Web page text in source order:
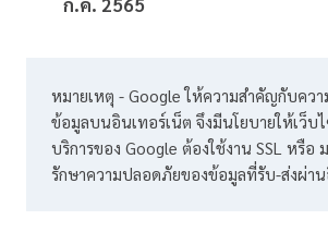
หมายเหตุ - Google ให้ความสำคัญกับคว
ข้อมูลบนอินเทอร์เน็ต จึงมีนโยบายให้เว็บ
บริการของ Google ต้องใช้งาน SSL หรือ
รักษาความปลอดภัยของข้อมูลที่รับ-ส่งผ่าน